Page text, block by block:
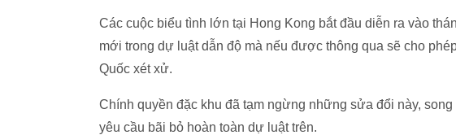
Các cuộc biểu tình lớn tại Hong Kong bắt đầu diễn ra vào
mới trong dự luật dẫn độ mà nếu được thông qua sẽ cho
Quốc xét xử.
Chính quyền đặc khu đã tạm ngừng những sửa đổi này,
yêu cầu bãi bỏ hoàn toàn dự luật trên.